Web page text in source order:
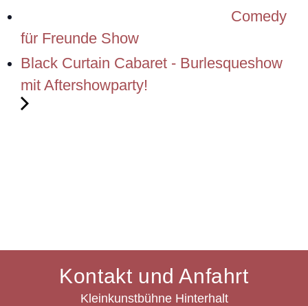
Comedy
für Freunde Show
Black Curtain Cabaret - Burlesqueshow
mit Aftershowparty!
Kontakt und Anfahrt
Kleinkunstbühne Hinterhalt